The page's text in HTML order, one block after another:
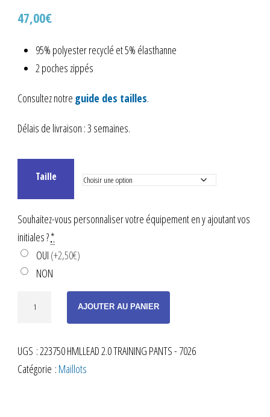
47,00€
95% polyester recyclé et 5% élasthanne
2 poches zippés
Consultez notre guide des tailles.
Délais de livraison : 3 semaines.
Taille
Souhaitez-vous personnaliser votre équipement en y ajoutant vos
initiales ?*
OUI (+2,50€)
NON
D'ENTRAINEMENT
MARINE
AJOUTER AU PANIER
UGS : 223750 HMLLEAD 2.0 TRAINING PANTS - 7026
Catégorie : Maillots